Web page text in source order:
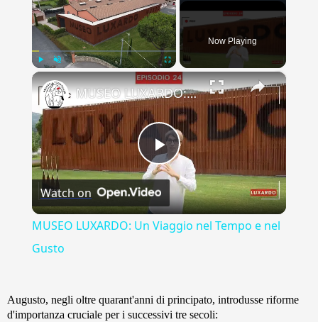
Fullscreen
Now Playing
×
Play
Video
MUSEO LUXARDO: Un Viaggio nel Tempo e nel Gusto
Watch on
MUSEO LUXARDO: Un Viaggio nel Tempo e nel
Gusto
Augusto, negli oltre quarant'anni di principato, introdusse riforme
d'importanza cruciale per i successivi tre secoli: